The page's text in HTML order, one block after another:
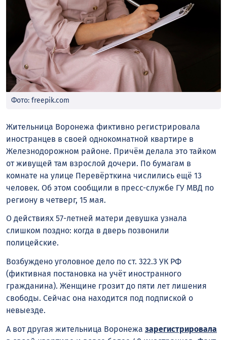
Фото: freepik.com
Жительница Воронежа фиктивно регистрировала
иностранцев в своей однокомнатной квартире в
Железнодорожном районе. Причём делала это тайком
от живущей там взрослой дочери. По бумагам в
комнате на улице Перевёрткина числились ещё 13
человек. Об этом сообщили в пресс-службе ГУ МВД по
региону в четверг, 15 мая.
О действиях 57-летней матери девушка узнала
слишком поздно: когда в дверь позвонили
полицейские.
Возбуждено уголовное дело по ст. 322.3 УК РФ
(фиктивная постановка на учёт иностранного
гражданина). Женщине грозит до пяти лет лишения
свободы. Сейчас она находится под подпиской о
невыезде.
А вот другая жительница Воронежа зарегистрировала